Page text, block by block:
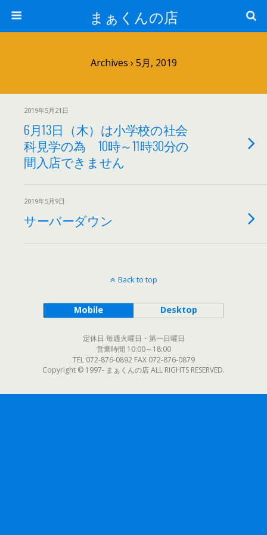
まぁくんの店
Archives › 5月, 2019
2019年5月21日
6月13日（木）は小学校の社会
科見学の為 10時～11時30分の
間入店できません
2019年5月9日
サーバーダウン
Back to top
Mobile Desktop
定休日 毎週火曜日・第一日曜日
営業時間 10:00～18:00
TEL 072-876-0892 FAX 072-876-0879
Copyright © 1997- まぁくんの店 ALL RIGHTS RESERVED.